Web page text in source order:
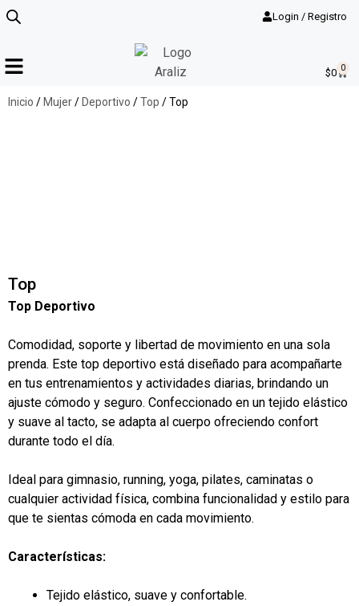
$0 0
Login / Registro
Inicio / Mujer/ Deportivo /Top / Top
Top
Top Deportivo
Comodidad, soporte y libertad de movimiento en una sola
prenda. Este top deportivo está diseñado para acompañarte
en tus entrenamientos y actividades diarias, brindando un
ajuste cómodo y seguro. Confeccionado en un tejido elástico
y suave al tacto, se adapta al cuerpo ofreciendo confort
durante todo el día.
Ideal para gimnasio, running, yoga, pilates, caminatas o
cualquier actividad física, combina funcionalidad y estilo para
que te sientas cómoda en cada movimiento.
Características:
Tejido elástico, suave y confortable.